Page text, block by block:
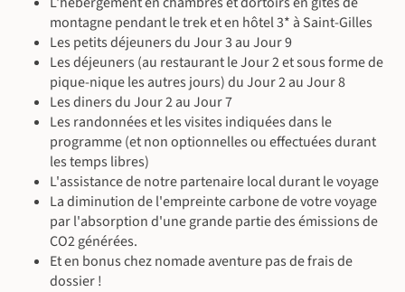
montagne pendant le trek et en hôtel 3* à Saint-Gilles
Les petits déjeuners du Jour 3 au Jour 9
Les déjeuners (au restaurant le Jour 2 et sous forme de
pique-nique les autres jours) du Jour 2 au Jour 8
Les diners du Jour 2 au Jour 7
Les randonnées et les visites indiquées dans le
programme (et non optionnelles ou effectuées durant
les temps libres)
L'assistance de notre partenaire local durant le voyage
La diminution de l'empreinte carbone de votre voyage
par l'absorption d'une grande partie des émissions de
CO2 générées.
Et en bonus chez nomade aventure pas de frais de
dossier !